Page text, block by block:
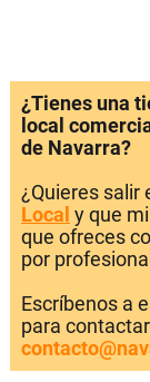
¿Tienes una
local
de Navarra?
¿Quieres salir
Local y que
que ofreces
por
Escríbenos a
para